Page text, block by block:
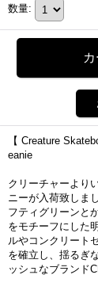
数量:
【 Creature
eanie
クリーチャーより
ニーが入荷致しま
フティグリーンと
をモチーフにした
ルやコンクリート
を確立し、揺るぎ
ッシュなブランド